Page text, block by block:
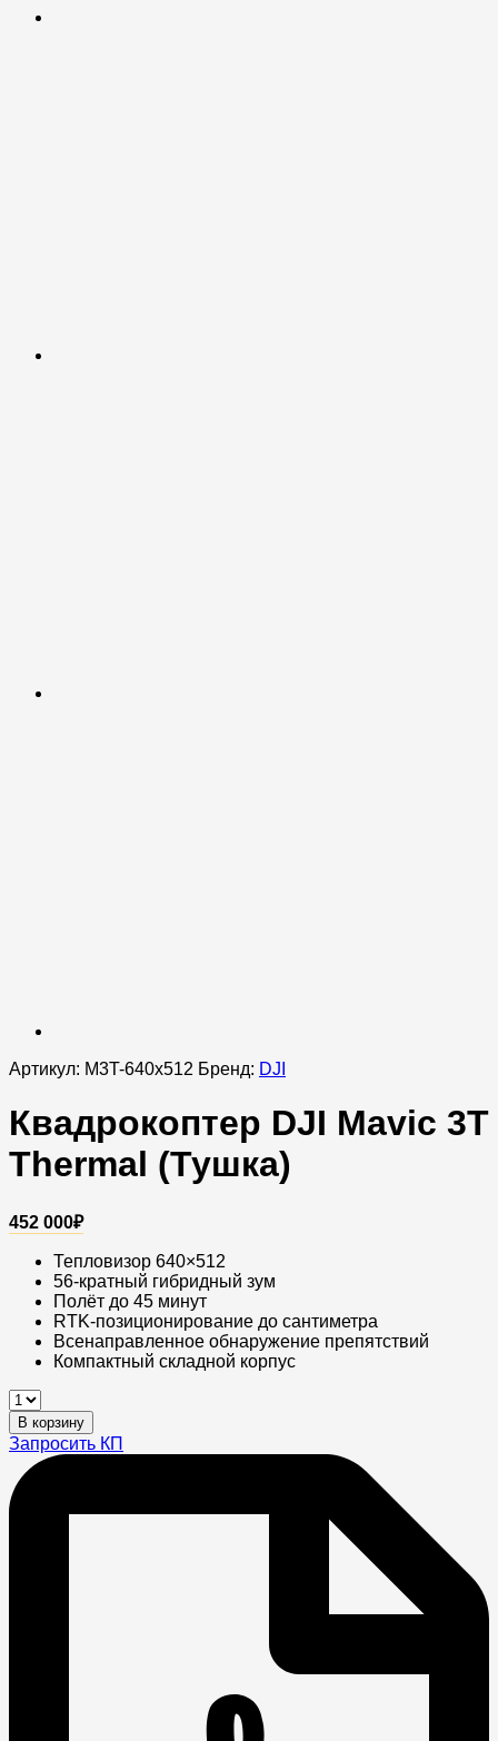
Артикул: M3T-640x512 Бренд: DJI
Квадрокоптер DJI Mavic 3T
Thermal (Тушка)
452 000₽
Тепловизор 640×512
56-кратный гибридный зум
Полёт до 45 минут
RTK-позиционирование до сантиметра
Всенаправленное обнаружение препятствий
Компактный складной корпус
Квадрокоптер
DJI
Mavic
3T
Thermal
(Тушка)
quantity
В корзину
Запросить КП